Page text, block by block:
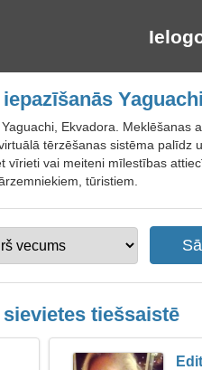
Ekvadora. Meklēšanas
tērzēšanas sistēma palīdz
vai meiteni mīlestības
tūristiem.
tiešsaistē